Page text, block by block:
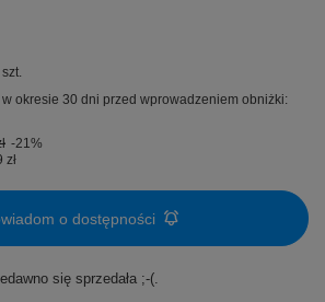
szt.
okresie 30 dni przed wprowadzeniem obniżki:
-21%
zł
o dostępności
się sprzedała ;-(